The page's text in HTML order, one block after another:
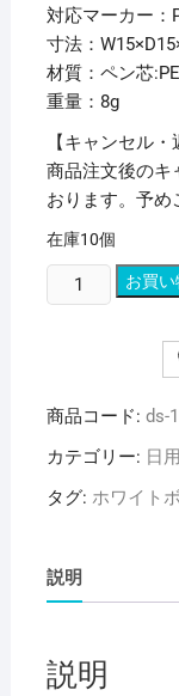
対応マーカー：
寸法：
材質：ペン芯
重量：8g
【キャンセル・
商品注文後のキ
おります。予め
在庫10個
と
鉛
筆
ワ
ト
ボ
マ
お買
商品コード: ds-
カテゴリー: 日
タグ: ホワイト
説明
説明